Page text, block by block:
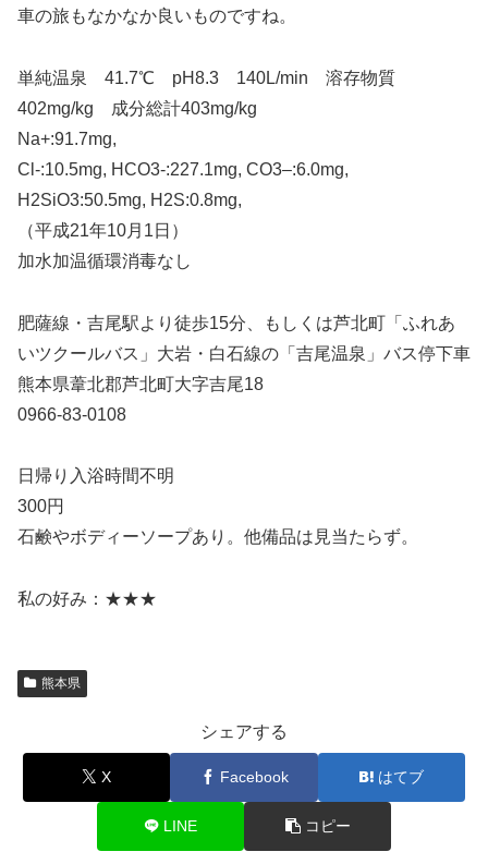
車の旅もなかなか良いものですね。
単純温泉 41.7℃ pH8.3 140L/min 溶存物質
402mg/kg 成分総計403mg/kg
Na+:91.7mg,
Cl-:10.5mg, HCO3-:227.1mg, CO3–:6.0mg,
H2SiO3:50.5mg, H2S:0.8mg,
（平成21年10月1日）
加水加温循環消毒なし
肥薩線・吉尾駅より徒歩15分、もしくは芦北町「ふれあ
いツクールバス」大岩・白石線の「吉尾温泉」バス停下車
熊本県葦北郡芦北町大字吉尾18
0966-83-0108
日帰り入浴時間不明
300円
石鹸やボディーソープあり。他備品は見当たらず。
私の好み：★★★
熊本県
シェアする
X Facebook はてブ
LINE コピー